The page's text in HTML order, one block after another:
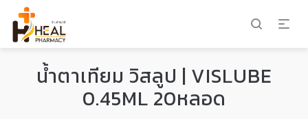
น้ำตาเทียม วิสลูป | VISLUBE
0.45ML 20หลอด